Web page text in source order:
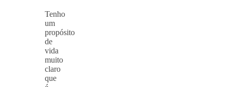
Tenho
um
propósito
de
vida
muito
claro
que